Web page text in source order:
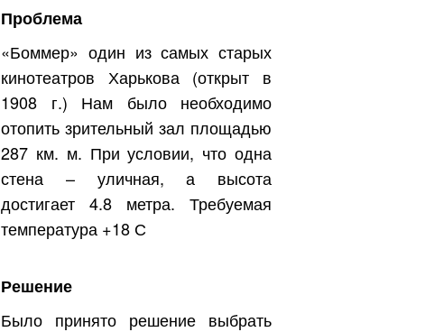
Проблема
«Боммер» один из самых старых
кинотеатров Харькова (открыт в
1908 г.) Нам было необходимо
отопить зрительный зал площадью
287 км. м. При условии, что одна
стена – уличная, а высота
достигает 4.8 метра. Требуемая
температура +18 С
Решение
Было принято решение выбрать